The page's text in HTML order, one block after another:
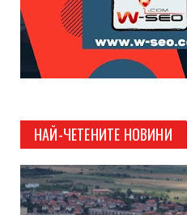
НАЙ-ЧЕТЕНИТЕ НОВИНИ